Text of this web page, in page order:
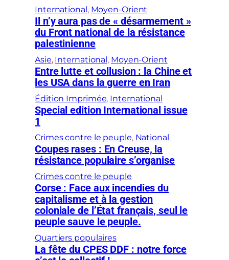
International, Moyen-Orient
Il n’y aura pas de « désarmement »
du Front national de la résistance
palestinienne
Asie, International, Moyen-Orient
Entre lutte et collusion : la Chine et
les USA dans la guerre en Iran
Édition Imprimée, International
Special edition International issue
1
Crimes contre le peuple, National
Coupes rases : En Creuse, la
résistance populaire s’organise
Crimes contre le peuple
Corse : Face aux incendies du
capitalisme et à la gestion
coloniale de l’État français, seul le
peuple sauve le peuple.
Quartiers populaires
La fête du CPES DDF : notre force